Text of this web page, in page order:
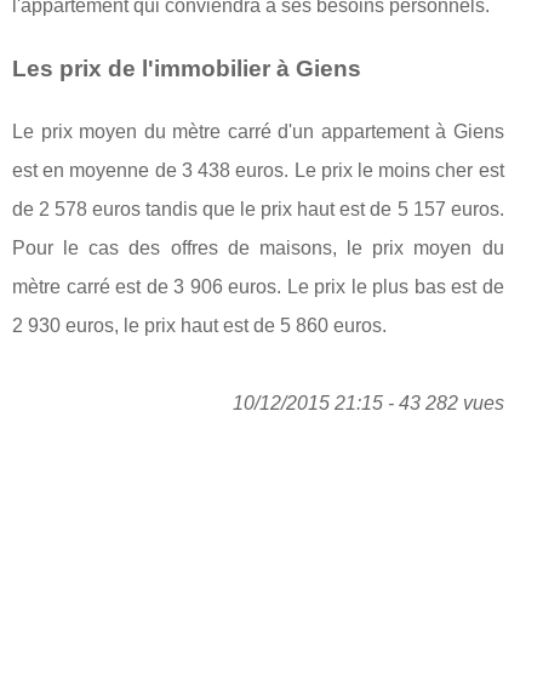
l'appartement qui conviendra à ses besoins personnels.
Les prix de l'immobilier à Giens
Le prix moyen du mètre carré d'un appartement à Giens
est en moyenne de 3 438 euros. Le prix le moins cher est
de 2 578 euros tandis que le prix haut est de 5 157 euros.
Pour le cas des offres de maisons, le prix moyen du
mètre carré est de 3 906 euros. Le prix le plus bas est de
2 930 euros, le prix haut est de 5 860 euros.
10/12/2015 21:15 - 43 282 vues